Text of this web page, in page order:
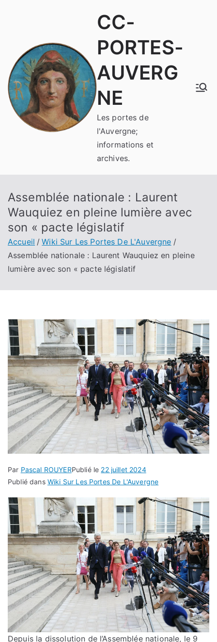
CC-
PORTES-
AUVERG
NE
Les portes de
l'Auvergne;
informations et
archives.
Assemblée nationale : Laurent
Wauquiez en pleine lumière avec
son « pacte législatif
Accueil
Wiki Sur Les Portes De L'Auvergne
Assemblée nationale : Laurent Wauquiez en pleine
lumière avec son « pacte législatif
Par Pascal ROUYERPublié le 22 juillet 2024
Publié dans Wiki Sur Les Portes De L'Auvergne
Depuis la dissolution de l’Assemblée nationale, le 9